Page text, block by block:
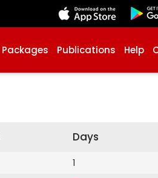
Packages Publications Help
Days
1